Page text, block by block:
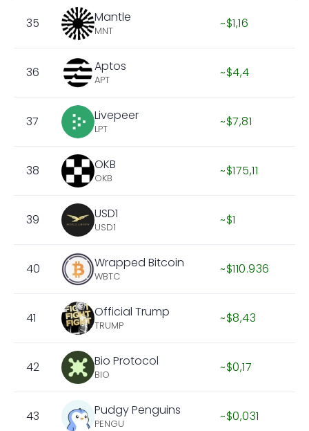
35 Mantle
MNT ~$1,16
36 Aptos
APT ~$4,4
37 Livepeer
LPT ~$7,81
38 OKB
OKB ~$175,11
39 USD1
USD1 ~$1
40 Wrapped Bitcoin
WBTC ~$110.936
41 Official Trump
TRUMP ~$8,43
42 Bio Protocol
BIO ~$0,17
43 Pudgy Penguins
PENGU ~$0,031